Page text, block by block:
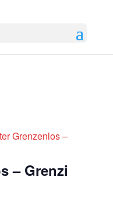
Grenzenlos –
– Grenzi